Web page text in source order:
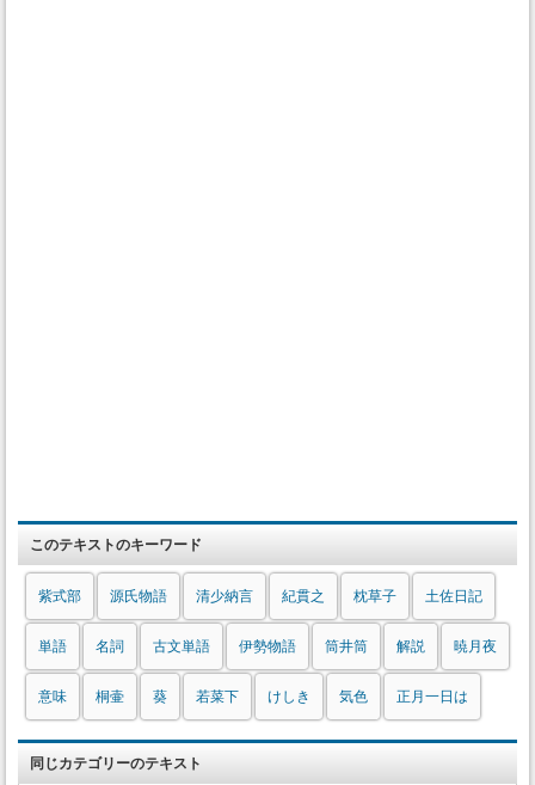
このテキストのキーワード
紫式部 源氏物語 清少納言 紀貫之 枕草子 土佐日記
単語 名詞 古文単語 伊勢物語 筒井筒 解説 暁月夜
意味 桐壷 葵 若菜下 けしき 気色 正月一日は
同じカテゴリーのテキスト